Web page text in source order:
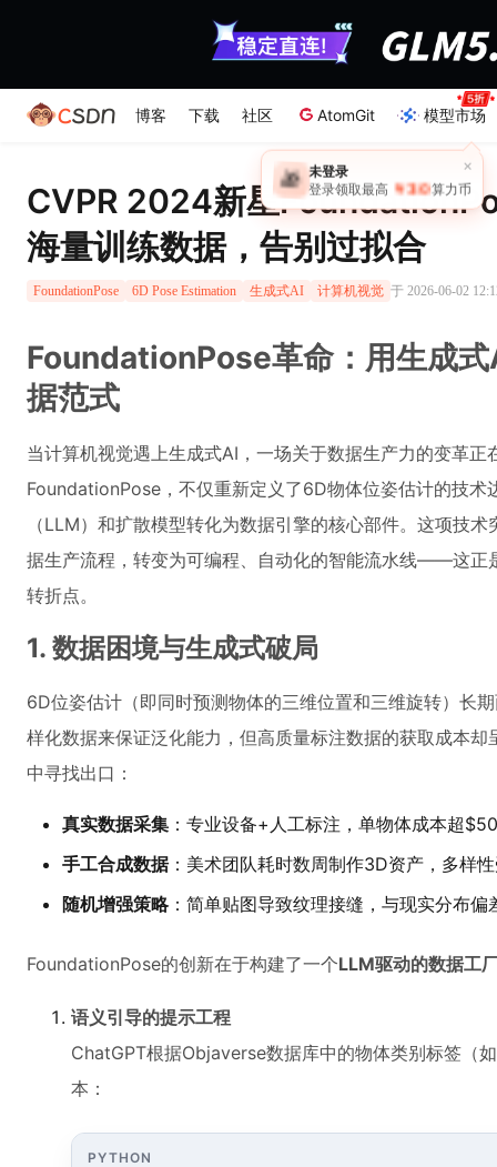
博客 下载 社区 AtomGit 模型市场
×
🎁 未登录
登录领取最高 ￥30 算力币
CVPR 2024新星
海量训练数据，告别过拟合
FoundationPose 6D Pose Estimation 生成式AI 计算机视觉 于 2026-06-02
FoundationPose革命：用生成
据范式
当计算机视觉遇上生成式AI，一场关于数据生产力的变革
FoundationPose，不仅重新定义了6D物体位姿估计的技术
（LLM）和扩散模型转化为数据引擎的核心部件。这项技
据生产流程，转变为可编程、自动化的智能流水线——这正
转折点。
1. 数据困境与生成式破局
6D位姿估计（即同时预测物体的三维位置和三维旋转）长
样化数据来保证泛化能力，但高质量标注数据的获取成本
中寻找出口：
真实数据采集 ：专业设备+人工标注，单物体成本超
手工合成数据：美术团队耗时数周制作3D资产，多样
随机增强策略：简单贴图导致纹理接缝，与现实分布偏
FoundationPose的创新在于构建了一个LLM驱动的数据工
语义引导的提示工程
ChatGPT根据Objaverse数据库中的物体类别标签（
本：
PYTHON